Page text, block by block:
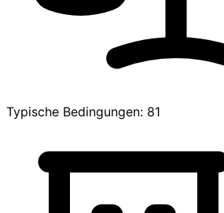
Typische Bedingungen: 81